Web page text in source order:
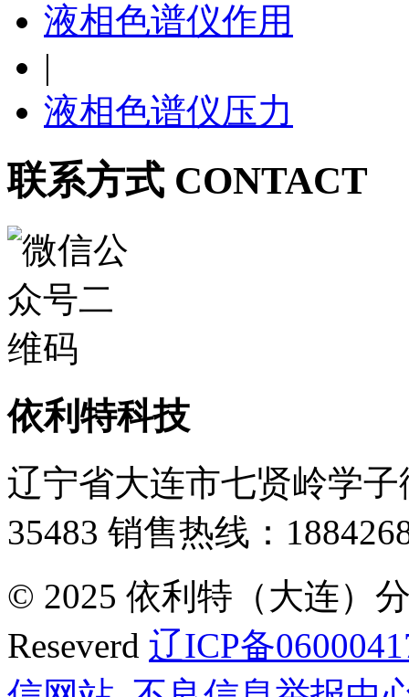
液相色谱仪作用
|
液相色谱仪压力
联系方式 CONTACT
依利特科技
辽宁省大连市七贤岭学子
35483 销售热线：
© 2025 依利特（大连）
Reseverd 辽ICP备